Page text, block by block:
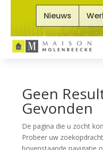
Nieuws
Geen
Gevonden
De pagina die u zocht
Probeer uw